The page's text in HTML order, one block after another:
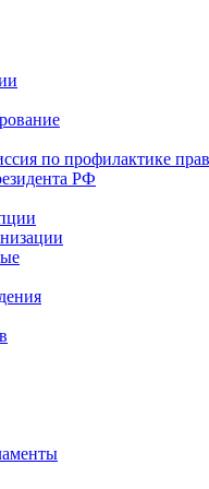
по профилактике
РФ